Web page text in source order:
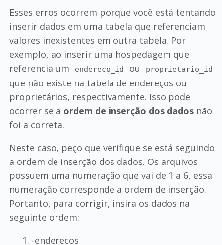
Esses erros ocorrem porque você está tentando
inserir dados em uma tabela que referenciam
valores inexistentes em outra tabela. Por
exemplo, ao inserir uma hospedagem que
referencia um
endereco_id ou proprietario_id
que não existe na tabela de endereços ou
proprietários, respectivamente. Isso pode
ocorrer se a ordem de inserção dos dadosnão
foi a correta.
Neste caso, peço que verifique se está seguindo
a ordem de inserção dos dados. Os arquivos
possuem uma numeração que vai de 1 a 6, essa
numeração corresponde a ordem de inserção.
Portanto, para corrigir, insira os dados na
seguinte ordem:
-enderecos